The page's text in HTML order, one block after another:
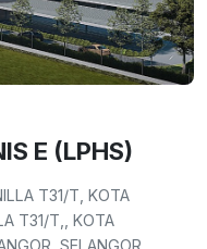
E (LPHS)
T31/T, KOTA
T31/T,, KOTA